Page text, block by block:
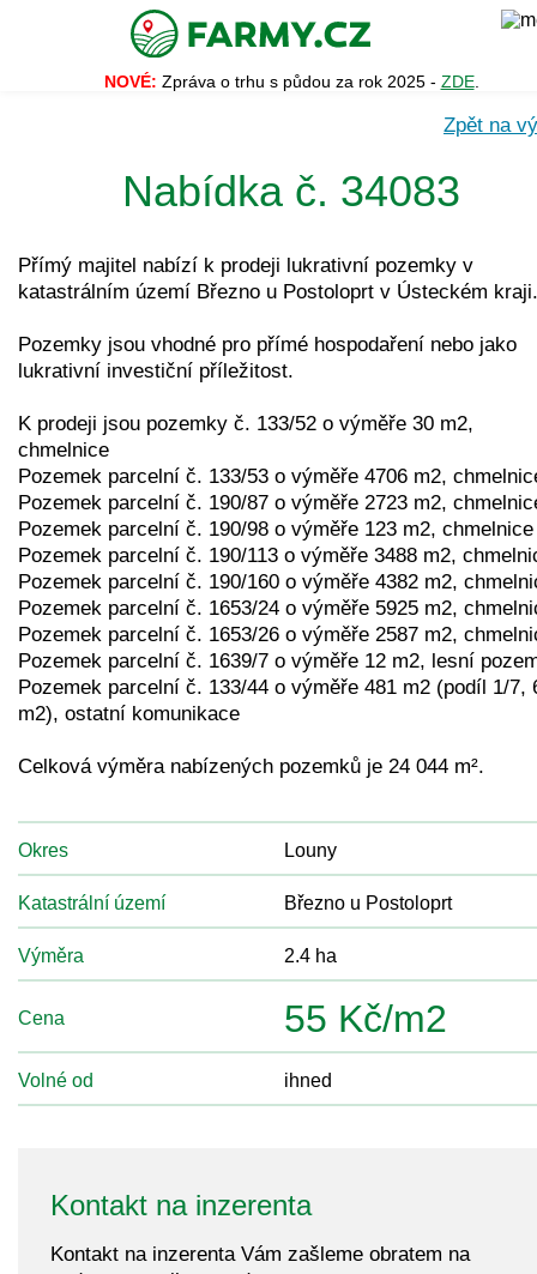
NOVÉ: Zpráva o trhu s půdou za rok 2025 - ZDE.
Zpět na
Nabídka č. 34083
Přímý majitel nabízí k prodeji lukrativní pozemky v
katastrálním území Březno u Postoloprt v Ústeckém kraji.
Pozemky jsou vhodné pro přímé hospodaření nebo jako
lukrativní investiční příležitost.
K prodeji jsou pozemky č. 133/52 o výměře 30 m2,
chmelnice
Pozemek parcelní č. 133/53 o výměře 4706 m2,
Pozemek parcelní č. 190/87 o výměře 2723 m2,
Pozemek parcelní č. 190/98 o výměře 123 m2, chmelnice
Pozemek parcelní č. 190/113 o výměře 3488 m2,
Pozemek parcelní č. 190/160 o výměře 4382 m2,
Pozemek parcelní č. 1653/24 o výměře 5925 m2,
Pozemek parcelní č. 1653/26 o výměře 2587 m2,
Pozemek parcelní č. 1639/7 o výměře 12 m2, lesní
Pozemek parcelní č. 133/44 o výměře 481 m2 (podíl 1/7,
m2), ostatní komunikace
Celková výměra nabízených pozemků je 24 044 m².
Okres Louny
Katastrální území Březno u Postoloprt
Výměra 2.4 ha
Cena 55 Kč/m2
Volné od ihned
Kontakt na inzerenta
Kontakt na inzerenta Vám zašleme obratem na